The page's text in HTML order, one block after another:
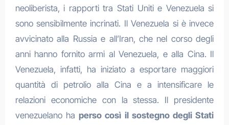
neoliberista, i rapporti tra Stati Uniti e Venezuela si
sono sensibilmente incrinati. Il Venezuela si è invece
avvicinato alla Russia e all’Iran, che nel corso degli
anni hanno fornito armi al Venezuela, e alla Cina. Il
Venezuela, infatti, ha iniziato a esportare maggiori
quantità di petrolio alla Cina e a intensificare le
relazioni economiche con la stessa. Il presidente
venezuelano haperso così il sostegno degli Stati